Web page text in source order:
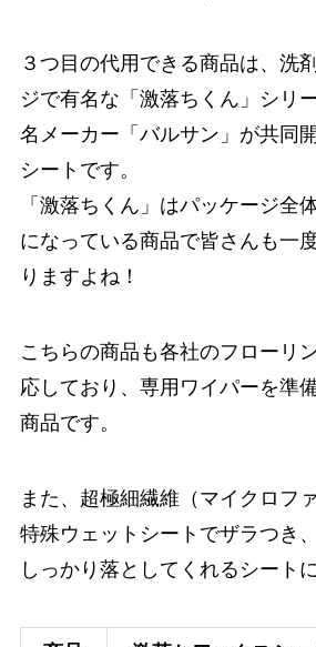
３つ目の代用できる商品は、洗
ジで有名な「激落ちくん」シリ
名メーカー「バルサン」が共同
シートです。
「激落ちくん」はパッケージ全
になっている商品で皆さんも一
りますよね！
こちらの商品も各社のフローリ
応しており、専用ワイパーを準
商品です。
また、超極細繊維（マイクロフ
特殊ウェットシートでザラつき
しっかり落としてくれるシート